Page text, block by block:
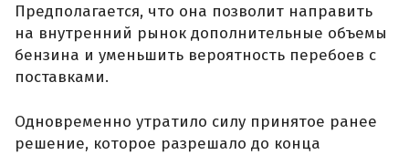
Предполагается, что она позволит направить
на внутренний рынок дополнительные объемы
бензина и уменьшить вероятность перебоев с
поставками.
Одновременно утратило силу принятое ранее
решение, которое разрешало до конца